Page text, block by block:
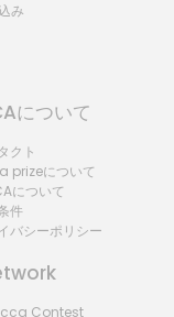
み
について
クト
prizeについて
について
件
バシーポリシー
Contest